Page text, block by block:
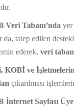
dır.
Veri Tabanı’nda yer
da, talep edilen
ederek, veri
KOBİ ve İşletmelerin
çıkarılması
İnternet Sayfası